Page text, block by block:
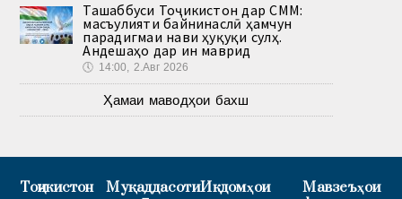
Ташаббуси Тоҷикистон дар СММ:
масъулияти байнинаслӣ ҳамчун
парадигмаи нави ҳуқуқи сулҳ.
Андешаҳо дар ин маврид
🕔 14:00, 2.Авг 2026
Ҳамаи маводҳои бахш
Тоҷикистон
МуқаддасотиИқдомҳои
Мавзеъҳои